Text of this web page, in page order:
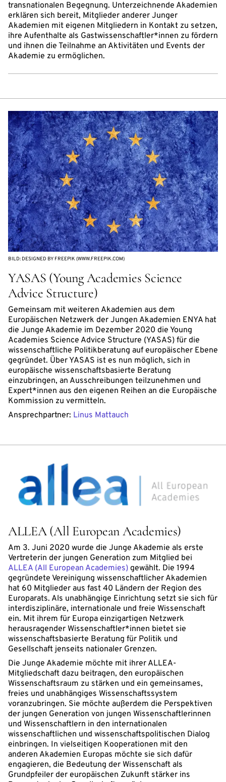
transnationalen Begegnung. Unterzeichnende Akademien
erklären sich bereit, Mitglieder anderer Junger
Akademien mit eigenen Mitgliedern in Kontakt zu setzen,
ihre Aufenthalte als Gastwissenschaftler*innen zu fördern
und ihnen die Teilnahme an Aktivitäten und Events der
Akademie zu ermöglichen.
BILD: DESIGNED BY FREEPIK (WWW.FREEPIK.COM)
YASAS (Young Academies Science
Advice Structure)
Gemeinsam mit weiteren Akademien aus dem
Europäischen Netzwerk der Jungen Akademien ENYA hat
die Junge Akademie im Dezember 2020 die Young
Academies Science Advice Structure (YASAS) für die
wissenschaftliche Politikberatung auf europäischer Ebene
gegründet. Über YASAS ist es nun möglich, sich in
europäische wissenschaftsbasierte Beratung
einzubringen, an Ausschreibungen teilzunehmen und
Expert*innen aus den eigenen Reihen an die Europäische
Kommission zu vermitteln.
Ansprechpartner: Linus Mattauch
ALLEA (All European Academies)
Am 3. Juni 2020 wurde die Junge Akademie als erste
Vertreterin der jungen Generation zum Mitglied bei
ALLEA (All European Academies) gewählt. Die 1994
gegründete Vereinigung wissenschaftlicher Akademien
hat 60 Mitglieder aus fast 40 Ländern der Region des
Europarats. Als unabhängige Einrichtung setzt sie sich für
interdisziplinäre, internationale und freie Wissenschaft
ein. Mit ihrem für Europa einzigartigen Netzwerk
herausragender Wissenschaftler*innen bietet sie
wissenschaftsbasierte Beratung für Politik und
Gesellschaft jenseits nationaler Grenzen.
Die Junge Akademie möchte mit ihrer ALLEA-
Mitgliedschaft dazu beitragen, den europäischen
Wissenschaftsraum zu stärken und ein gemeinsames,
freies und unabhängiges Wissenschaftssystem
voranzubringen. Sie möchte außerdem die Perspektiven
der jungen Generation von jungen Wissenschaftlerinnen
und Wissenschaftlern in den internationalen
wissenschaftlichen und wissenschaftspolitischen Dialog
einbringen. In vielseitigen Kooperationen mit den
anderen Akademien Europas möchte sie sich dafür
engagieren, die Bedeutung der Wissenschaft als
Grundpfeiler der europäischen Zukunft stärker ins